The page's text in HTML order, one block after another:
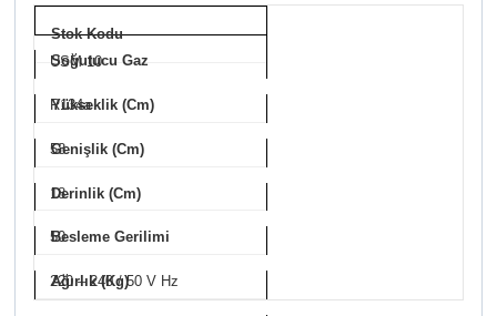
Stok Kodu
USM 10
Soğutucu Gaz
R134a
Yükseklik (Cm)
58
Genişlik (Cm)
18
Derinlik (Cm)
50
Besleme Gerilimi
220 – 240 / 50 V Hz
Ağırlık (Kg)